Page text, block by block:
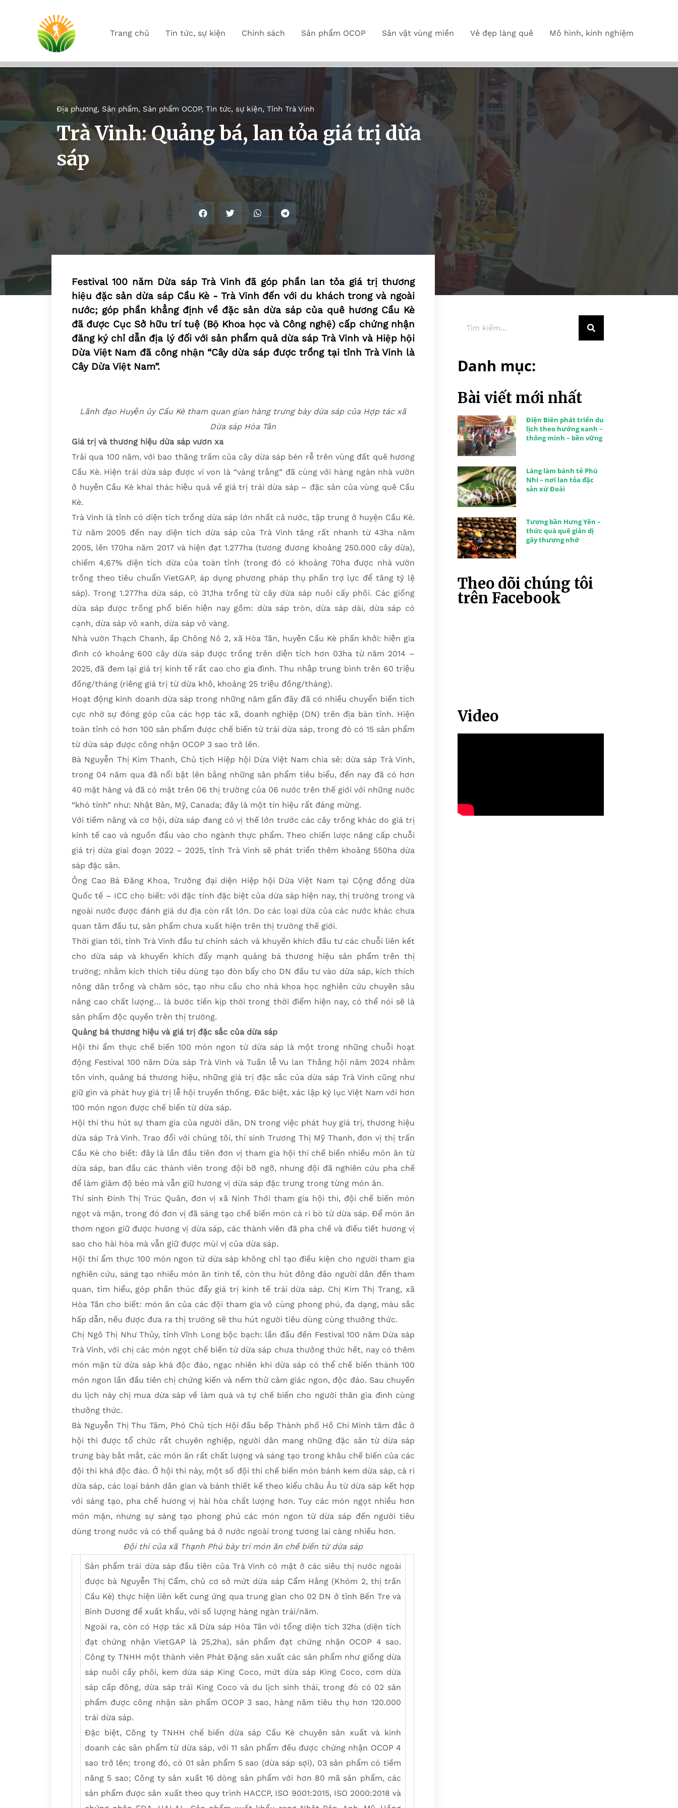
Trang chủ Tin tức, sự kiện Chính sách Sản phẩm OCOP Sản vật vùng miền Vẻ đẹp làng quê Mô hình, kinh nghiệm
Địa phương, Sản phẩm, Sản phẩm OCOP, Tin tức, sự kiện, Tỉnh Trà Vinh
Trà Vinh: Quảng bá, lan tỏa giá trị dừa
sáp
Festival 100 năm Dừa sáp Trà Vinh đã góp phần lan tỏa giá trị thương
hiệu đặc sản dừa sáp Cầu Kè - Trà Vinh đến với du khách trong và ngoài
nước; góp phần khẳng định về đặc sản dừa sáp của quê hương Cầu Kè
đã được Cục Sở hữu trí tuệ (Bộ Khoa học và Công nghệ) cấp chứng nhận
đăng ký chỉ dẫn địa lý đối với sản phẩm quả dừa sáp Trà Vinh và Hiệp hội
Dừa Việt Nam đã công nhận “Cây dừa sáp được trồng tại tỉnh Trà Vinh là
Cây Dừa Việt Nam”.
Lãnh đạo Huyện ủy Cầu Kè tham quan gian hàng trưng bày dừa sáp của Hợp tác xã
Dừa sáp Hòa Tân
Giá trị và thương hiệu dừa sáp vươn xa
Trải qua 100 năm, với bao thăng trầm của cây dừa sáp bén rễ trên vùng đất quê hương
Cầu Kè. Hiện trái dừa sáp được ví von là “vàng trắng” đã cùng với hàng ngàn nhà vườn
ở huyện Cầu Kè khai thác hiệu quả về giá trị trái dừa sáp – đặc sản của vùng quê Cầu
Kè.
Trà Vinh là tỉnh có diện tích trồng dừa sáp lớn nhất cả nước, tập trung ở huyện Cầu Kè.
Từ năm 2005 đến nay diện tích dừa sáp của Trà Vinh tăng rất nhanh từ 43ha năm
2005, lên 170ha năm 2017 và hiện đạt 1.277ha (tương đương khoảng 250.000 cây dừa),
chiếm 4,67% diện tích dừa của toàn tỉnh (trong đó có khoảng 70ha được nhà vườn
trồng theo tiêu chuẩn VietGAP, áp dụng phương pháp thụ phấn trợ lực để tăng tỷ lệ
sáp). Trong 1.277ha dừa sáp, có 31,1ha trồng từ cây dừa sáp nuôi cấy phôi. Các giống
dừa sáp được trồng phổ biến hiện nay gồm: dừa sáp tròn, dừa sáp dài, dừa sáp có
cạnh, dừa sáp vỏ xanh, dừa sáp vỏ vàng.
Nhà vườn Thạch Chanh, ấp Chông Nô 2, xã Hòa Tân, huyện Cầu Kè phấn khởi: hiện gia
đình có khoảng 600 cây dừa sáp được trồng trên diện tích hơn 03ha từ năm 2014 –
2025, đã đem lại giá trị kinh tế rất cao cho gia đình. Thu nhập trung bình trên 60 triệu
đồng/tháng (riêng giá trị từ dừa khô, khoảng 25 triệu đồng/tháng).
Hoạt động kinh doanh dừa sáp trong những năm gần đây đã có nhiều chuyển biến tích
cực nhờ sự đóng góp của các hợp tác xã, doanh nghiệp (DN) trên địa bàn tỉnh. Hiện
toàn tỉnh có hơn 100 sản phẩm được chế biến từ trái dừa sáp, trong đó có 15 sản phẩm
từ dừa sáp được công nhận OCOP 3 sao trở lên.
Bà Nguyễn Thị Kim Thanh, Chủ tịch Hiệp hội Dừa Việt Nam chia sẻ: dừa sáp Trà Vinh,
trong 04 năm qua đã nổi bật lên bằng những sản phẩm tiêu biểu, đến nay đã có hơn
40 mặt hàng và đã có mặt trên 06 thị trường của 06 nước trên thế giới với những nước
“khó tính” như: Nhật Bản, Mỹ, Canada; đây là một tín hiệu rất đáng mừng.
Với tiềm năng và cơ hội, dừa sáp đang có vị thế lớn trước các cây trồng khác do giá trị
kinh tế cao và nguồn đầu vào cho ngành thực phẩm. Theo chiến lược nâng cấp chuỗi
giá trị dừa giai đoạn 2022 – 2025, tỉnh Trà Vinh sẽ phát triển thêm khoảng 550ha dừa
sáp đặc sản.
Ông Cao Bá Đăng Khoa, Trưởng đại diện Hiệp hội Dừa Việt Nam tại Cộng đồng dừa
Quốc tế – ICC cho biết: với đặc tính đặc biệt của dừa sáp hiện nay, thị trường trong và
ngoài nước được đánh giá dư địa còn rất lớn. Do các loại dừa của các nước khác chưa
quan tâm đầu tư, sản phẩm chưa xuất hiện trên thị trường thế giới.
Thời gian tới, tỉnh Trà Vinh đầu tư chính sách và khuyến khích đầu tư các chuỗi liên kết
cho dừa sáp và khuyến khích đẩy mạnh quảng bá thương hiệu sản phẩm trên thị
trường; nhằm kích thích tiêu dùng tạo đòn bẩy cho DN đầu tư vào dừa sáp, kích thích
nông dân trồng và chăm sóc, tạo nhu cầu cho nhà khoa học nghiên cứu chuyên sâu
nâng cao chất lượng… là bước tiến kịp thời trong thời điểm hiện nay, có thể nói sẽ là
sản phẩm độc quyền trên thị trường.
Quảng bá thương hiệu và giá trị đặc sắc của dừa sáp
Hội thi ẩm thực chế biến 100 món ngon từ dừa sáp là một trong những chuỗi hoạt
động Festival 100 năm Dừa sáp Trà Vinh và Tuần lễ Vu lan Thắng hội năm 2024 nhằm
tôn vinh, quảng bá thương hiệu, những giá trị đặc sắc của dừa sáp Trà Vinh cũng như
giữ gìn và phát huy giá trị lễ hội truyền thống. Đăc biệt, xác lập kỷ lục Việt Nam với hơn
100 món ngon được chế biến từ dừa sáp.
Hội thi thu hút sự tham gia của người dân, DN trong việc phát huy giá trị, thương hiệu
dừa sáp Trà Vinh. Trao đổi với chúng tôi, thí sinh Trương Thị Mỹ Thanh, đơn vị thị trấn
Cầu Kè cho biết: đây là lần đầu tiên đơn vị tham gia hội thi chế biến nhiều món ăn từ
dừa sáp, ban đầu các thành viên trong đội bỡ ngỡ, nhưng đội đã nghiên cứu pha chế
để làm giảm độ béo mà vẫn giữ hương vị dừa sáp đặc trưng trong từng món ăn.
Thí sinh Đinh Thị Trúc Quân, đơn vị xã Ninh Thới tham gia hội thi, đội chế biến món
ngọt và mặn, trong đó đơn vị đã sáng tạo chế biến món cà ri bò từ dừa sáp. Để món ăn
thơm ngon giữ được hương vị dừa sáp, các thành viên đã pha chế và điều tiết hương vị
sao cho hài hòa mà vẫn giữ được mùi vị của dừa sáp.
Hội thi ẩm thực 100 món ngon từ dừa sáp không chỉ tạo điều kiện cho người tham gia
nghiên cứu, sáng tạo nhiều món ăn tinh tế, còn thu hút đông đảo người dân đến tham
quan, tìm hiểu, góp phần thúc đẩy giá trị kinh tế trái dừa sáp. Chị Kim Thị Trang, xã
Hòa Tân cho biết: món ăn của các đội tham gia vô cùng phong phú, đa dạng, màu sắc
hấp dẫn, nếu được đưa ra thị trường sẽ thu hút người tiêu dùng cùng thưởng thức.
Chị Ngô Thị Như Thủy, tỉnh Vĩnh Long bộc bạch: lần đầu đến Festival 100 năm Dừa sáp
Trà Vinh, với chị các món ngọt chế biến từ dừa sáp chưa thưởng thức hết, nay có thêm
món mặn từ dừa sáp khá độc đáo, ngạc nhiên khi dừa sáp có thể chế biến thành 100
món ngon lần đầu tiên chị chứng kiến và nếm thử cảm giác ngon, độc đáo. Sau chuyến
du lịch này chị mua dừa sáp về làm quà và tự chế biến cho người thân gia đình cùng
thưởng thức.
Bà Nguyễn Thị Thu Tâm, Phó Chủ tịch Hội đầu bếp Thành phố Hồ Chí Minh tâm đắc ở
hội thi được tổ chức rất chuyên nghiệp, người dân mang những đặc sản từ dừa sáp
trưng bày bắt mắt, các món ăn rất chất lượng và sáng tạo trong khâu chế biến của các
đội thi khá độc đáo. Ở hội thi này, một số đội thi chế biến món bánh kem dừa sáp, cà ri
dừa sáp, các loại bánh dân gian và bánh thiết kế theo kiểu châu Âu từ dừa sáp kết hợp
với sáng tạo, pha chế hương vị hài hòa chất lượng hơn. Tuy các món ngọt nhiều hơn
món mặn, nhưng sự sáng tạo phong phú các món ngon từ dừa sáp đến người tiêu
dùng trong nước và có thể quảng bá ở nước ngoài trong tương lai càng nhiều hơn.
Đội thi của xã Thạnh Phú bày trí món ăn chế biến từ dừa sáp
Sản phẩm trái dừa sáp đầu tiên của Trà Vinh có mặt ở các siêu thị nước ngoài
được bà Nguyễn Thị Cẩm, chủ cơ sở mứt dừa sáp Cẩm Hằng (Khóm 2, thị trấn
Cầu Kè) thực hiện liên kết cung ứng qua trung gian cho 02 DN ở tỉnh Bến Tre và
Bình Dương để xuất khẩu, với số lượng hàng ngàn trái/năm.
Ngoài ra, còn có Hợp tác xã Dừa sáp Hòa Tân với tổng diện tích 32ha (diện tích
đạt chứng nhận VietGAP là 25,2ha), sản phẩm đạt chứng nhận OCOP 4 sao.
Công ty TNHH một thành viên Phát Đặng sản xuất các sản phẩm như giống dừa
sáp nuôi cấy phôi, kem dừa sáp King Coco, mứt dừa sáp King Coco, cơm dừa
sáp cấp đông, dừa sáp trái King Coco và du lịch sinh thái, trong đó có 02 sản
phẩm được công nhận sản phẩm OCOP 3 sao, hàng năm tiêu thụ hơn 120.000
trái dừa sáp.
Đặc biệt, Công ty TNHH chế biến dừa sáp Cầu Kè chuyên sản xuất và kinh
doanh các sản phẩm từ dừa sáp, với 11 sản phẩm đều được chứng nhận OCOP 4
sao trở lên; trong đó, có 01 sản phẩm 5 sao (dừa sáp sợi), 03 sản phẩm có tiềm
năng 5 sao; Công ty sản xuất 16 dòng sản phẩm với hơn 80 mã sản phẩm, các
sản phẩm được sản xuất theo quy trình HACCP, ISO 9001:2015, ISO 2000:2018 và
Danh mục:
Bài viết mới nhất
Điện Biên phát triển du
lịch theo hướng xanh –
thông minh – bền vững
Làng làm bánh tẻ Phú
Nhi – nơi lan tỏa đặc
sản xứ Đoài
Tương bần Hưng Yên –
thức quà quê giản dị
gây thương nhớ
Theo dõi chúng tôi
trên Facebook
Video